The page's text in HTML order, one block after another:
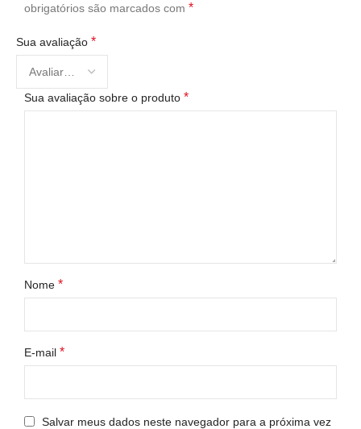
obrigatórios são marcados com *
Sua avaliação *
Sua avaliação sobre o produto *
Nome *
E-mail *
Salvar meus dados neste navegador para a próxima vez